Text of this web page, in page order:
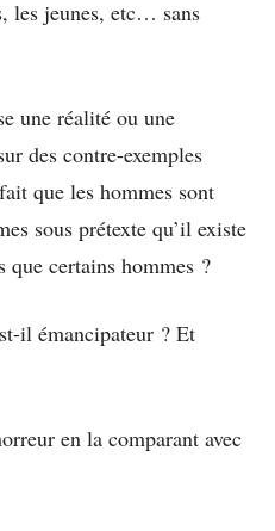
les jeunes, etc… sans
une réalité ou une
des contre-exemples
que les hommes sont
sous prétexte qu’il existe
que certains hommes ?
il émancipateur ? Et
en la comparant avec